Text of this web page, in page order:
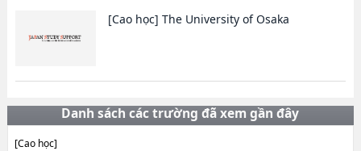
[Cao học] The University of Osaka
Danh sách các trường đã xem gần đây
[Cao học]